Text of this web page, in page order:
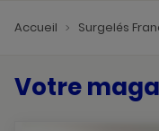
Accueil Surgelés
Votre